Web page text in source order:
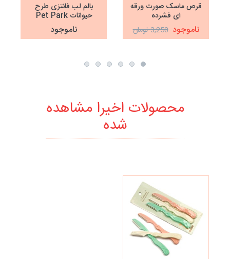
قرص ماسک صورت ورقه
ای فشرده
ناموجود 3,250 تومان
بالم لب فانتزی طرح
حیوانات Pet Park
ناموجود
محصولات اخیرا مشاهده
شده